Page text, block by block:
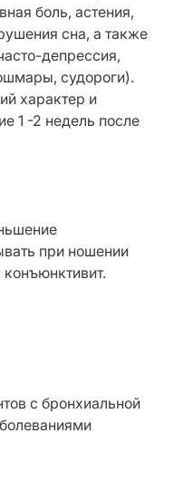
боль, астения,
сна, а также
депрессия,
судороги).
характер и
1 -2 недель после
при ношении
с бронхиальной